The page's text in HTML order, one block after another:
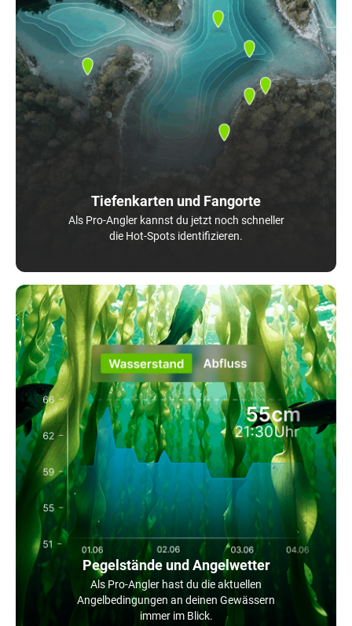
Tiefenkarten und Fangorte
Als Pro-Angler kannst du jetzt noch schneller
die Hot-Spots identifizieren.
Pegelstände und Angelwetter
Als Pro-Angler hast du die aktuellen
Angelbedingungen an deinen Gewässern
immer im Blick.